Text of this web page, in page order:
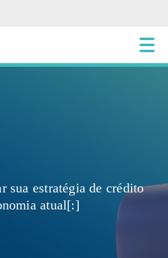
sua estratégia de crédito
atual[:]